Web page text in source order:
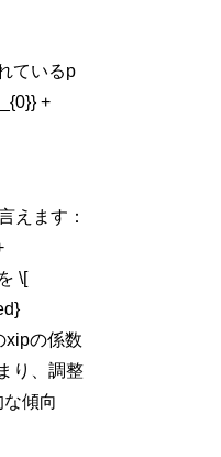
ているp
+
えます：
\[
xipの係数
り、調整
傾向